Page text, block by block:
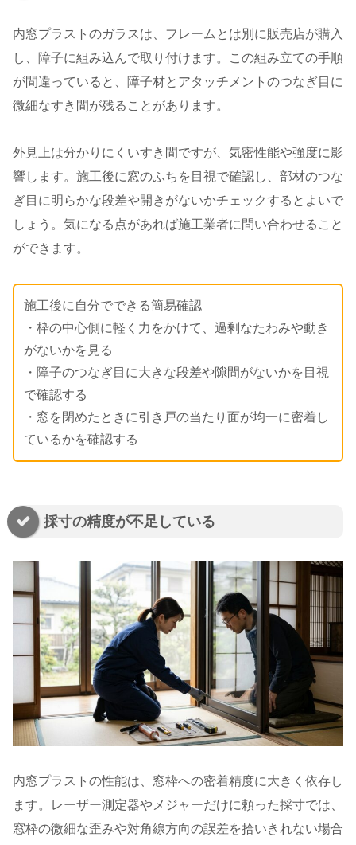
内窓プラストのガラスは、フレームとは別に販売店が購入
し、障子に組み込んで取り付けます。この組み立ての手順
が間違っていると、障子材とアタッチメントのつなぎ目に
微細なすき間が残ることがあります。
外見上は分かりにくいすき間ですが、気密性能や強度に影
響します。施工後に窓のふちを目視で確認し、部材のつな
ぎ目に明らかな段差や開きがないかチェックするとよいで
しょう。気になる点があれば施工業者に問い合わせること
ができます。
施工後に自分でできる簡易確認
・枠の中心側に軽く力をかけて、過剰なたわみや動き
がないかを見る
・障子のつなぎ目に大きな段差や隙間がないかを目視
で確認する
・窓を閉めたときに引き戸の当たり面が均一に密着し
ているかを確認する
採寸の精度が不足している
内窓プラストの性能は、窓枠への密着精度に大きく依存し
ます。レーザー測定器やメジャーだけに頼った採寸では、
窓枠の微細な歪みや対角線方向の誤差を拾いきれない場合